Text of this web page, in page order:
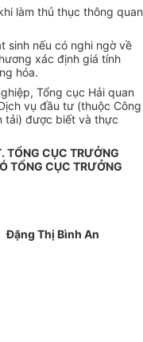
làm thủ thục thông quan
sinh nếu có nghi ngờ về
xác định giá tính
hóa.
Tổng cục Hải quan
vụ đầu tư (thuộc Công
tải) được biết và thực
TỔNG CỤC TRƯỞNG
TỔNG CỤC TRƯỞNG
Đặng Thị Bình An